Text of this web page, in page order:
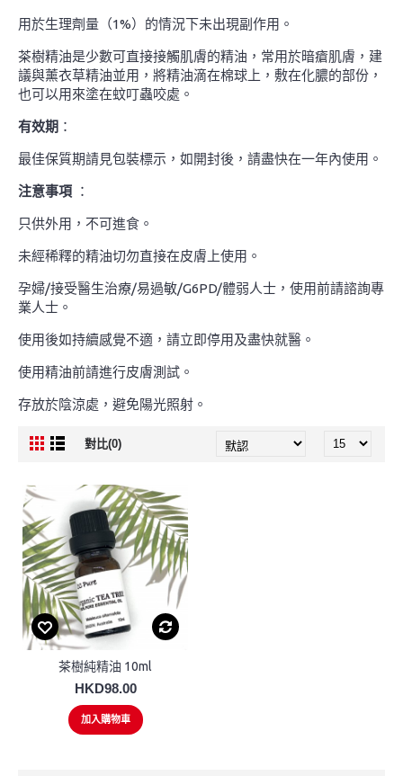
用於生理劑量（1%）的情況下未出現副作用。
茶樹精油是少數可直接接觸肌膚的精油，常用於暗瘡肌膚，建
議與薰衣草精油並用，將精油滴在棉球上，敷在化膿的部份，
也可以用來塗在蚊叮蟲咬處。
有效期 ：
最佳保質期請見包裝標示，如開封後，請盡快在一年內使用。
注意事項 ：
只供外用，不可進食。
未經稀釋的精油切勿直接在皮膚上使用。
孕婦/接受醫生治療/易過敏/G6PD/體弱人士，使用前請諮詢專
業人士。
使用後如持續感覺不適，請立即停用及盡快就醫。
使用精油前請進行皮膚測試。
存放於陰涼處，避免陽光照射。
對比(0)
茶樹純精油 10ml
HKD98.00
加入購物車